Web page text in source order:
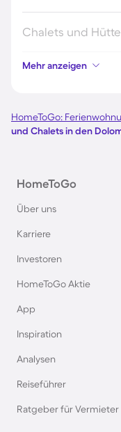
Chalets und
Chalets und
Chalets und
Chalets und
Hütten und
Chalets und
Chalets und
Mehr anzeigen
HomeToGo:
und Chalets in den
HomeToGo
Über uns
Karriere
Investoren
HomeToGo Aktie
App
Inspiration
Analysen
Reiseführer
Ratgeber für Vermieter